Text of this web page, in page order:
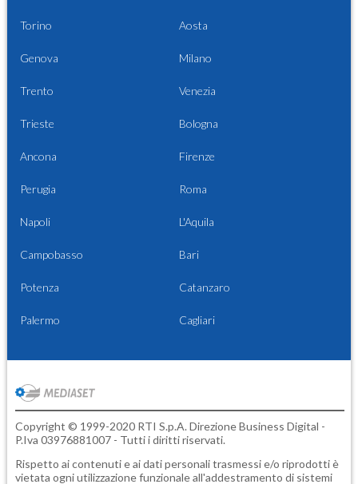
Torino Aosta
Genova Milano
Trento Venezia
Trieste Bologna
Ancona Firenze
Perugia Roma
Napoli L'Aquila
Campobasso Bari
Potenza Catanzaro
Palermo Cagliari
Copyright © 1999-2020 RTI S.p.A. Direzione Business Digital -
P.Iva 03976881007 - Tutti i diritti riservati.
Rispetto ai contenuti e ai dati personali trasmessi e/o riprodotti è
vietata ogni utilizzazione funzionale all'addestramento di sistemi